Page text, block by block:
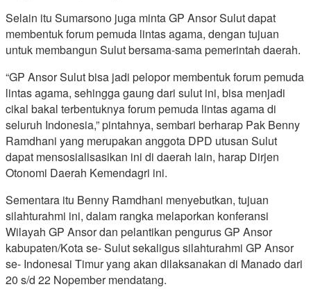
Selain itu Sumarsono juga minta GP Ansor Sulut dapat
membentuk forum pemuda lintas agama, dengan tujuan
untuk membangun Sulut bersama-sama pemerintah daerah.
“GP Ansor Sulut bisa jadi pelopor membentuk forum pemuda
lintas agama, sehingga gaung dari sulut ini, bisa menjadi
cikal bakal terbentuknya forum pemuda lintas agama di
seluruh Indonesia,” pintahnya, sembari berharap Pak Benny
Ramdhani yang merupakan anggota DPD utusan Sulut
dapat mensosialisasikan ini di daerah lain, harap Dirjen
Otonomi Daerah Kemendagri ini.
Sementara itu Benny Ramdhani menyebutkan, tujuan
silahturahmi ini, dalam rangka melaporkan konferansi
Wilayah GP Ansor dan pelantikan pengurus GP Ansor
kabupaten/Kota se- Sulut sekaligus silahturahmi GP Ansor
se- Indonesai Timur yang akan dilaksanakan di Manado dari
20 s/d 22 Nopember mendatang.